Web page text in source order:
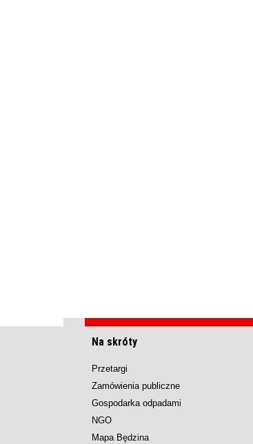
Na skróty
Przetargi
Zamówienia publiczne
Gospodarka odpadami
NGO
Mapa Będzina